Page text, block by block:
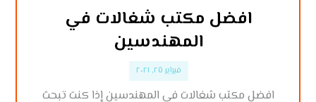
افضل مكتب شغالات في
المهندسين
فبراير ٢٥, ٢٠٢١
افضل مكتب شغالات في المهندسين إذا كنت تبحث